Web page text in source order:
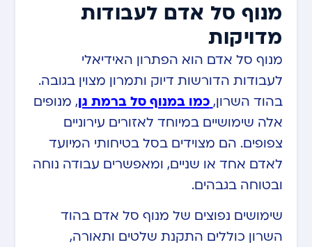
מנוף סל אדם לעבודות
מדויקות
מנוף סל אדם הוא הפתרון האידיאלי
לעבודות הדורשות דיוק ותמרון מצוין בגובה.
בהוד השרון, כמו במנוף סל ברמת גן, מנופים
אלה שימושיים במיוחד לאזורים עירוניים
צפופים. הם מצוידים בסל בטיחותי המיועד
לאדם אחד או שניים, ומאפשרים עבודה נוחה
ובטוחה בגבהים.
שימושים נפוצים של מנוף סל אדם בהוד
השרון כוללים התקנת שלטים ותאורה,